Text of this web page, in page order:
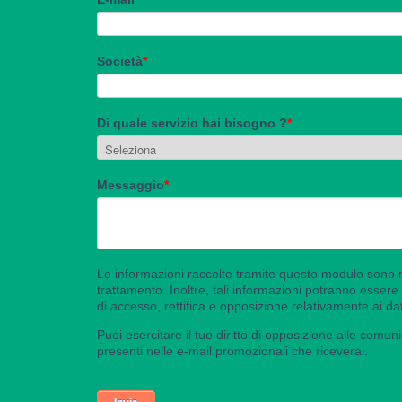
I nostri valori
I nostri impegni
Asset & Finanza